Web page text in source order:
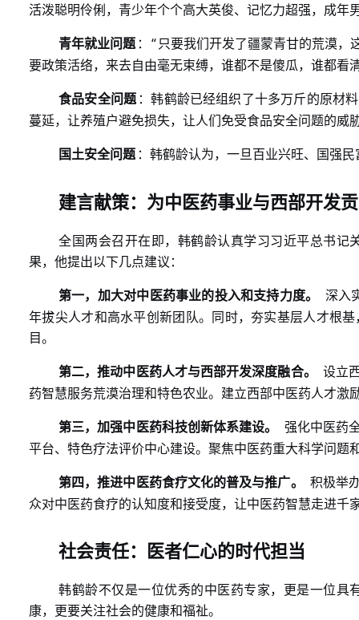
活泼聪明伶俐，青少年个个高大英俊、记忆力超强，成年
青年就业问题 ： “ 只要我们开发了疆蒙青甘的荒漠，
要政策活络，来去自由毫无束缚，谁都不是傻瓜，谁都看
食品安全问题 ：韩鹤龄已经组织了十多万斤的原材
蔓延，让养殖户避免损失，让人们免受食品安全问题的威
国土安全问题 ：韩鹤龄认为，一旦百业兴旺、国强
建言献策：为中医药事业与西部开发
全国两会召开在即，韩鹤龄认真学习习近平总书记
果，他提出以下几点建议：
第一，加大对中医药事业的投入和支持力度。
深入
年拔尖人才和高水平创新团队。同时，夯实基层人才根
目。
第二，推动中医药人才与西部开发深度融合。
设立
药智慧服务荒漠治理和特色农业。建立西部中医药人才
第三，加强中医药科技创新体系建设。
强化中医药
平台、特色疗法评价中心建设。聚焦中医药重大科学问
第四，推进中医药食疗文化的普及与推广。
积极举
众对中医药食疗的认知度和接受度，让中医药智慧走进千
社会责任：医者仁心的时代担当
韩鹤龄不仅是一位优秀的中医药专家，更是一位具
康，更要关注社会的健康和福祉。